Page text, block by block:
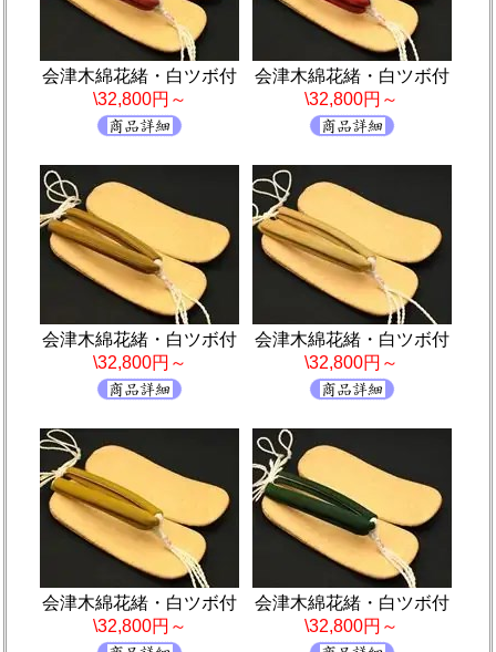
会津木綿花緒・白ツボ付
\32,800円～
会津木綿花緒・白ツボ付
\32,800円～
会津木綿花緒・白ツボ付
\32,800円～
会津木綿花緒・白ツボ付
\32,800円～
会津木綿花緒・白ツボ付
\32,800円～
会津木綿花緒・白ツボ付
\32,800円～